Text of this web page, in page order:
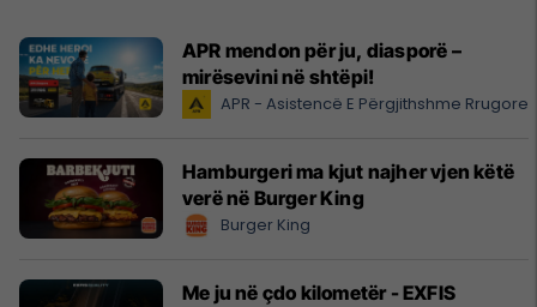
APR mendon për ju, diasporë –
mirësevini në shtëpi!
APR - Asistencë E Përgjithshme Rrugore
Hamburgeri ma kjut najher vjen këtë
verë në Burger King
Burger King
Me ju në çdo kilometër - EXFIS